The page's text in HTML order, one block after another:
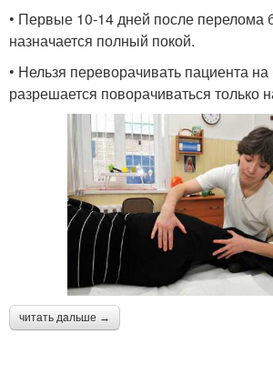
• Первые 10-14 дней после перелома
назначается полный покой.
• Нельзя переворачивать пациента
разрешается поворачиваться только
читать дальше →